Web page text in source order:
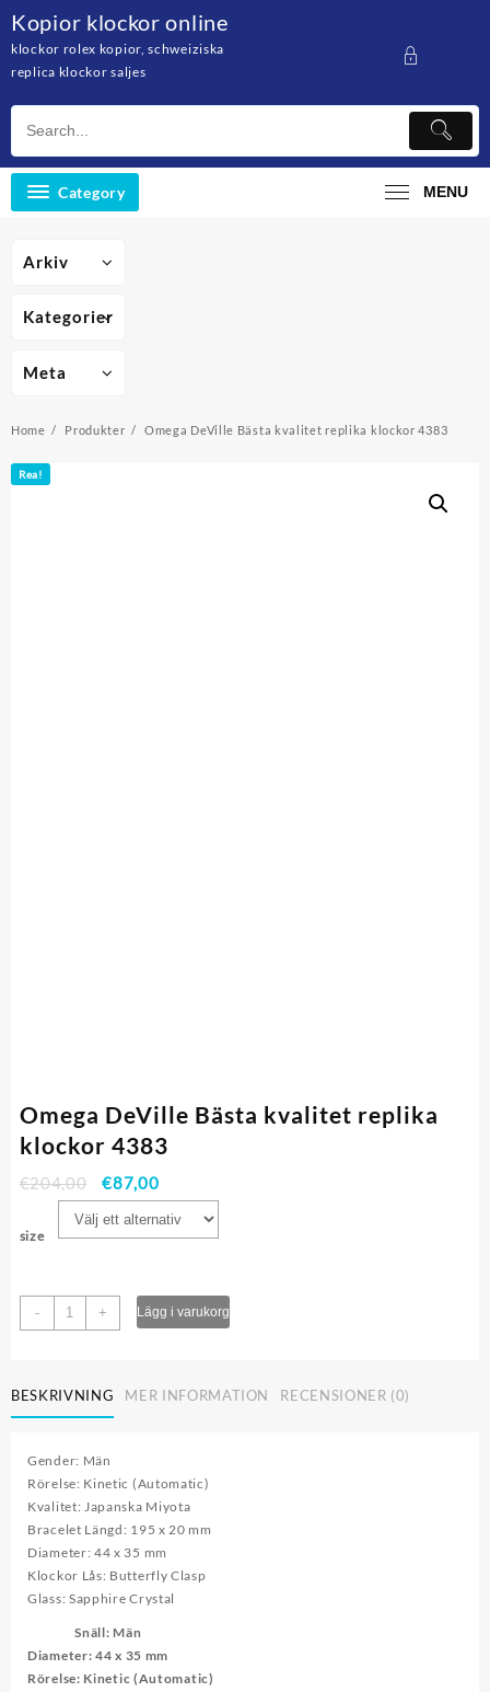
content
Kopior klockor online
klockor rolex kopior, schweiziska
replica klockor saljes
Category MENU
Home Produkter Omega DeVille Bästa kvalitet replika klockor 4383
Rea!
Omega DeVille Bästa kvalitet replika
klockor 4383
€204,00 €87,00
size
-
Omega
DeVille
replika
klockor
mängd
+ Lägg i varukorg
BESKRIVNING MER INFORMATION RECENSIONER (0)
Gender: Män
Rörelse: Kinetic (Automatic)
Kvalitet: Japanska Miyota
Bracelet Längd: 195 x 20 mm
Diameter: 44 x 35 mm
Klockor Lås: Butterfly Clasp
Glass: Sapphire Crystal
Snäll: Män
Diameter: 44 x 35 mm
Rörelse: Kinetic (Automatic)
Arkiv
Kategorier
Meta